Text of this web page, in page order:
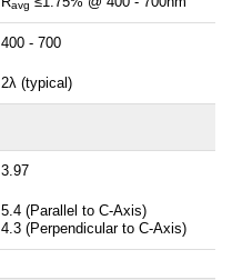
avg
400 - 700
2λ (typical)
3.97
5.4 (Parallel to C-Axis)
4.3 (Perpendicular to C-Axis)